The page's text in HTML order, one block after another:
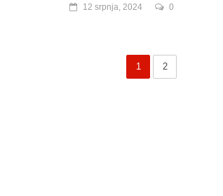
12 srpnja, 2024 0
1 2